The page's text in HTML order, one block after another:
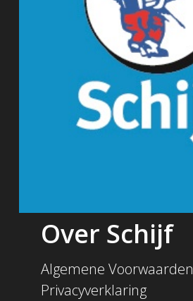
Over Schijf
Algemene Voorwaarden
Privacyverklaring